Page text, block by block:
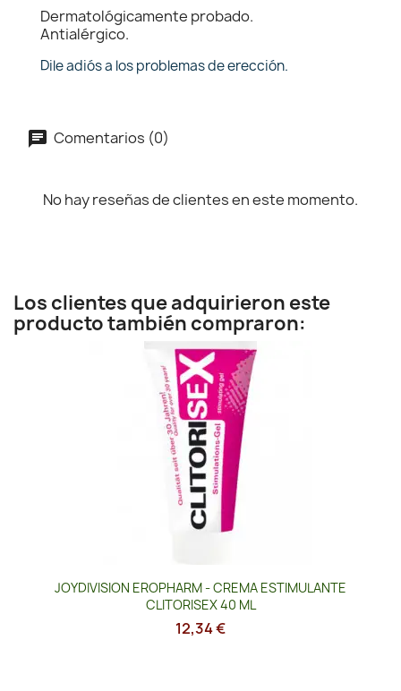
Dermatológicamente probado.
Antialérgico.
Dile adiós a los problemas de erección.
Comentarios (0)
No hay reseñas de clientes en este momento.
Los clientes que adquirieron este
producto también compraron:
JOYDIVISION EROPHARM - CREMA ESTIMULANTE
CLITORISEX 40 ML
12,34 €